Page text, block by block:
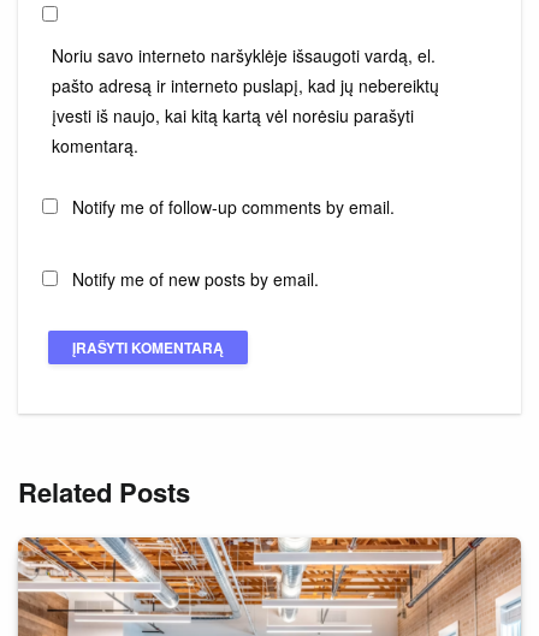
Noriu savo interneto naršyklėje išsaugoti vardą, el.
pašto adresą ir interneto puslapį, kad jų nebereiktų
įvesti iš naujo, kai kitą kartą vėl norėsiu parašyti
komentarą.
Notify me of follow-up comments by email.
Notify me of new posts by email.
Related Posts